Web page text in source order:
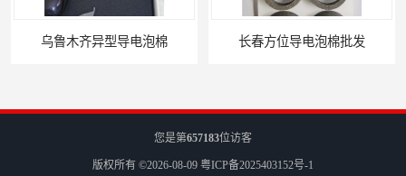
乌鲁木齐异型导电泡棉 长春方位导电泡棉批发
您是第657183位访客
版权所有 ©2026-08-09 粤ICP备2025403152号-1